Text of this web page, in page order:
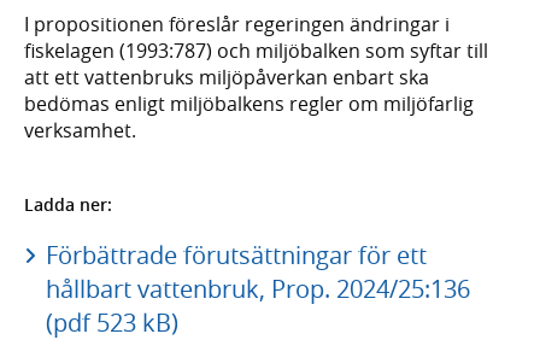
I propositionen föreslår regeringen ändringar i
fiskelagen (1993:787) och miljöbalken som syftar till
att ett vattenbruks miljöpåverkan enbart ska
bedömas enligt miljöbalkens regler om miljöfarlig
verksamhet.
Ladda ner:
Förbättrade förutsättningar för ett
hållbart vattenbruk, Prop. 2024/25:136
(pdf 523 kB)